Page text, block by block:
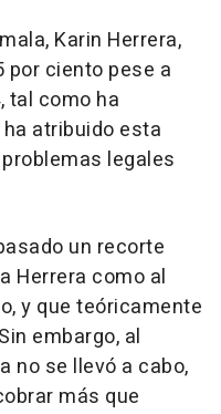
Karin Herrera,
por ciento pese a
tal como ha
atribuido esta
legales
un recorte
Herrera como al
y que teóricamente
embargo, al
no se llevó a cabo,
más que